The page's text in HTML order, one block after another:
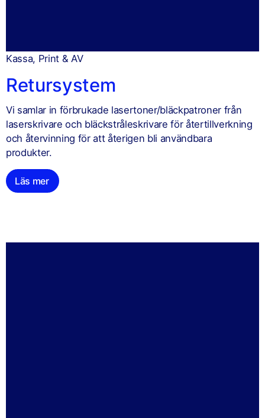
Kassa, Print & AV
Retursystem
Vi samlar in förbrukade lasertoner/bläckpatroner från
laserskrivare och bläckstråleskrivare för återtillverkning
och återvinning för att återigen bli användbara
produkter.
Läs mer